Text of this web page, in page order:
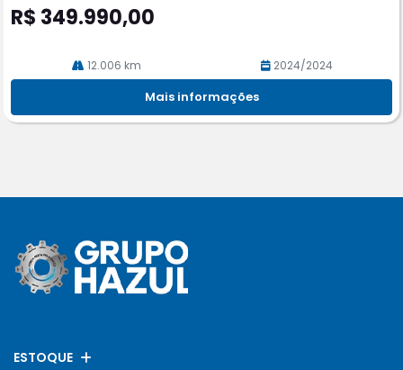
R$ 349.990,00
12.006 km 2024/2024
Mais informações
ESTOQUE